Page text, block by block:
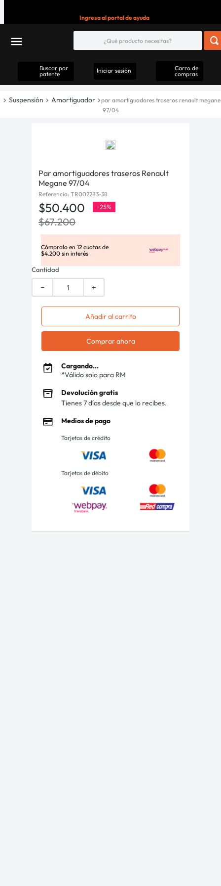
Ingresa al portal de ayuda
Buscar por
patente
Iniciar sesión
Carro de
compras
Suspensión Amortiguador
par amortiguadores traseros renault megane
97/04
Par amortiguadores traseros Renault
Megane 97/04
Referencia: TR002283-38
$50.400 -25%
$67.200
Cómpralo en 12 cuotas de
$4.200 sin interés
Cantidad
＋
－
Añadir al carrito
Comprar ahora
Cargando...
*Válido solo para RM
Devolución gratis
Tienes 7 días desde que lo recibes.
Medios de pago
Tarjetas de crédito
Tarjetas de débito